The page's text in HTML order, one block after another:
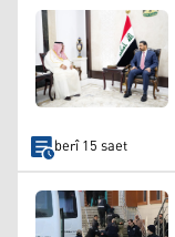
berî 15 saet